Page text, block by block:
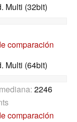
Multi (32bit)
comparación
Multi (64bit)
2246
comparación